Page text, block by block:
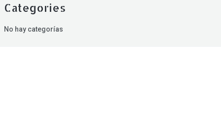
Categories
No hay categorías